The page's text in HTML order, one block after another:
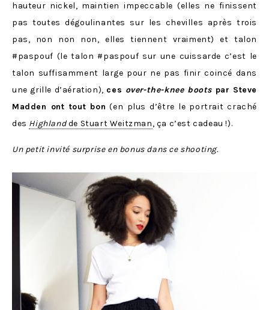
hauteur nickel, maintien impeccable (elles ne finissent
pas toutes dégoulinantes sur les chevilles après trois
pas, non non non, elles tiennent vraiment) et talon
#paspouf (le talon #paspouf sur une cuissarde c’est le
talon suffisamment large pour ne pas finir coincé dans
une grille d’aération), ces over-the-knee boots par Steve
Madden ont tout bon (en plus d’être le portrait craché
des Highlandde Stuart Weitzman, ça c’est cadeau !).
Un petit invité surprise en bonus dans ce shooting.